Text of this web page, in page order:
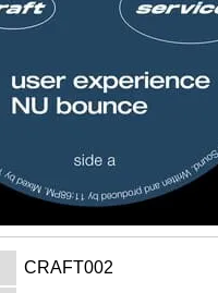
CRAFT002